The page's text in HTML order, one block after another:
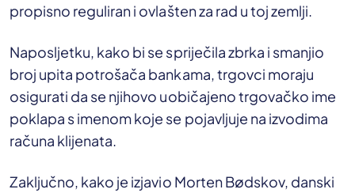
propisno reguliran i ovlašten za rad u toj zemlji.
Naposljetku, kako bi se spriječila zbrka i smanjio
broj upita potrošača bankama, trgovci moraju
osigurati da se njihovo uobičajeno trgovačko ime
poklapa s imenom koje se pojavljuje na izvodima
računa klijenata.
Zaključno, kako je izjavio Morten Bødskov, danski